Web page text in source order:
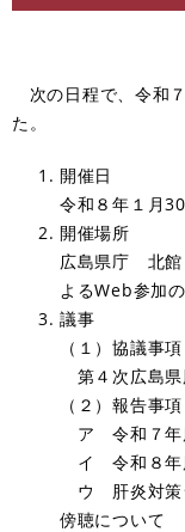
次の日程で、令和
た。
開催日
令和８年１月
開催場所
広島県庁 北館
よるWeb参加の
議事
（１）協議事項
第４次広島県
（２）報告事項
ア 令和７年
イ 令和８年
ウ 肝炎対策
​傍聴について​